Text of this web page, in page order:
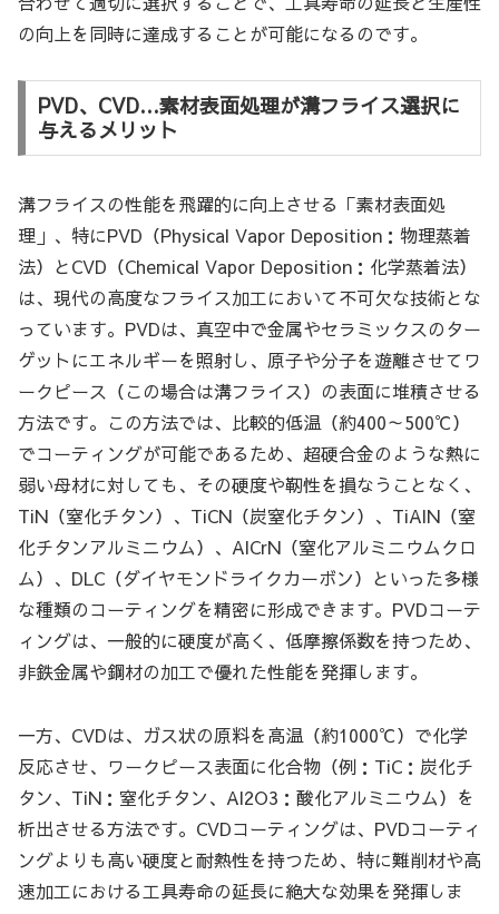
の向上を同時に達成することが可能になるのです。
PVD、CVD…素材表面処理が溝フライス選択に
与えるメリット
溝フライスの性能を飛躍的に向上させる「素材表面処
理」、特にPVD（Physical Vapor Deposition：物理蒸着
法）とCVD（Chemical Vapor Deposition：化学蒸着法）
は、現代の高度なフライス加工において不可欠な技術とな
っています。PVDは、真空中で金属やセラミックスのター
ゲットにエネルギーを照射し、原子や分子を遊離させてワ
ークピース（この場合は溝フライス）の表面に堆積させる
方法です。この方法では、比較的低温（約400～500℃）
でコーティングが可能であるため、超硬合金のような熱に
弱い母材に対しても、その硬度や靭性を損なうことなく、
TiN（窒化チタン）、TiCN（炭窒化チタン）、TiAlN（窒
化チタンアルミニウム）、AlCrN（窒化アルミニウムクロ
ム）、DLC（ダイヤモンドライクカーボン）といった多様
な種類のコーティングを精密に形成できます。PVDコーテ
ィングは、一般的に硬度が高く、低摩擦係数を持つため、
非鉄金属や鋼材の加工で優れた性能を発揮します。
一方、CVDは、ガス状の原料を高温（約1000℃）で化学
反応させ、ワークピース表面に化合物（例：TiC：炭化チ
タン、TiN：窒化チタン、Al2O3：酸化アルミニウム）を
析出させる方法です。CVDコーティングは、PVDコーティ
ングよりも高い硬度と耐熱性を持つため、特に難削材や高
速加工における工具寿命の延長に絶大な効果を発揮しま